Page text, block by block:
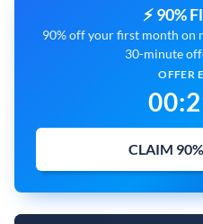
⚡ 90%
90% off your first month on
30-minute
OFFER
00:
CLAIM